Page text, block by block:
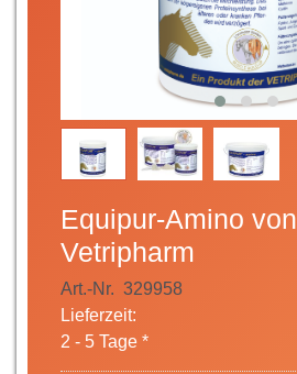
Equipur-Amino von
Vetripharm
Art.-Nr. 329958
Lieferzeit:
2 - 5 Tage *